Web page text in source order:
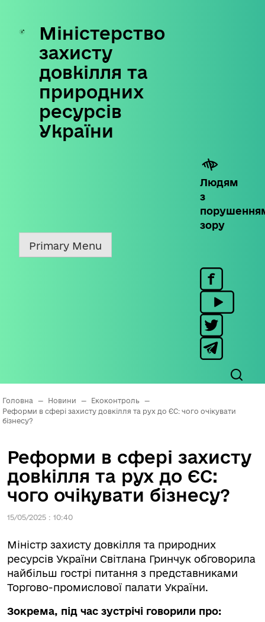
Skip
content
Міністерство
захисту
довкілля та
природних
ресурсів
України
Людям
з
зору
Primary Menu
Головна — Новини — Екоконтроль
—
Реформи в сфері захисту довкілля та рух до ЄС: чого очікувати
бізнесу?
Реформи в сфері захисту
довкілля та рух до ЄС:
чого очікувати бізнесу?
15/05/2025 : 10:40
Міністр захисту довкілля та природних
ресурсів України Світлана Гринчук обговорила
найбільш гострі питання з представниками
Торгово-промислової палати України.
Зокрема, під час зустрічі говорили про: